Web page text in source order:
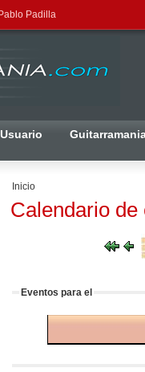
Padilla
Usuario
Inicio
Calendario de
Eventos para el